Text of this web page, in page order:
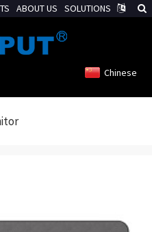
Chinese
ABOUT US SOLUTIONS